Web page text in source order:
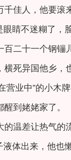
千佳人，他要
睛不迷糊了，
百二十一个钢镚
横死异国他乡
营业中”的小木
到姥姥家了。
的温差让热气
体出来，他也